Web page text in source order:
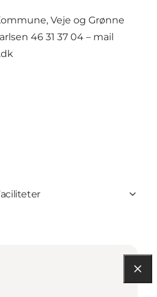
Veje og Grønne
46 31 37 04 – mail